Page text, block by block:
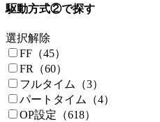
駆動方式②で探す
選択解除
FF（45）
FR（60）
フルタイム（3）
パートタイム（4）
OP設定（618）